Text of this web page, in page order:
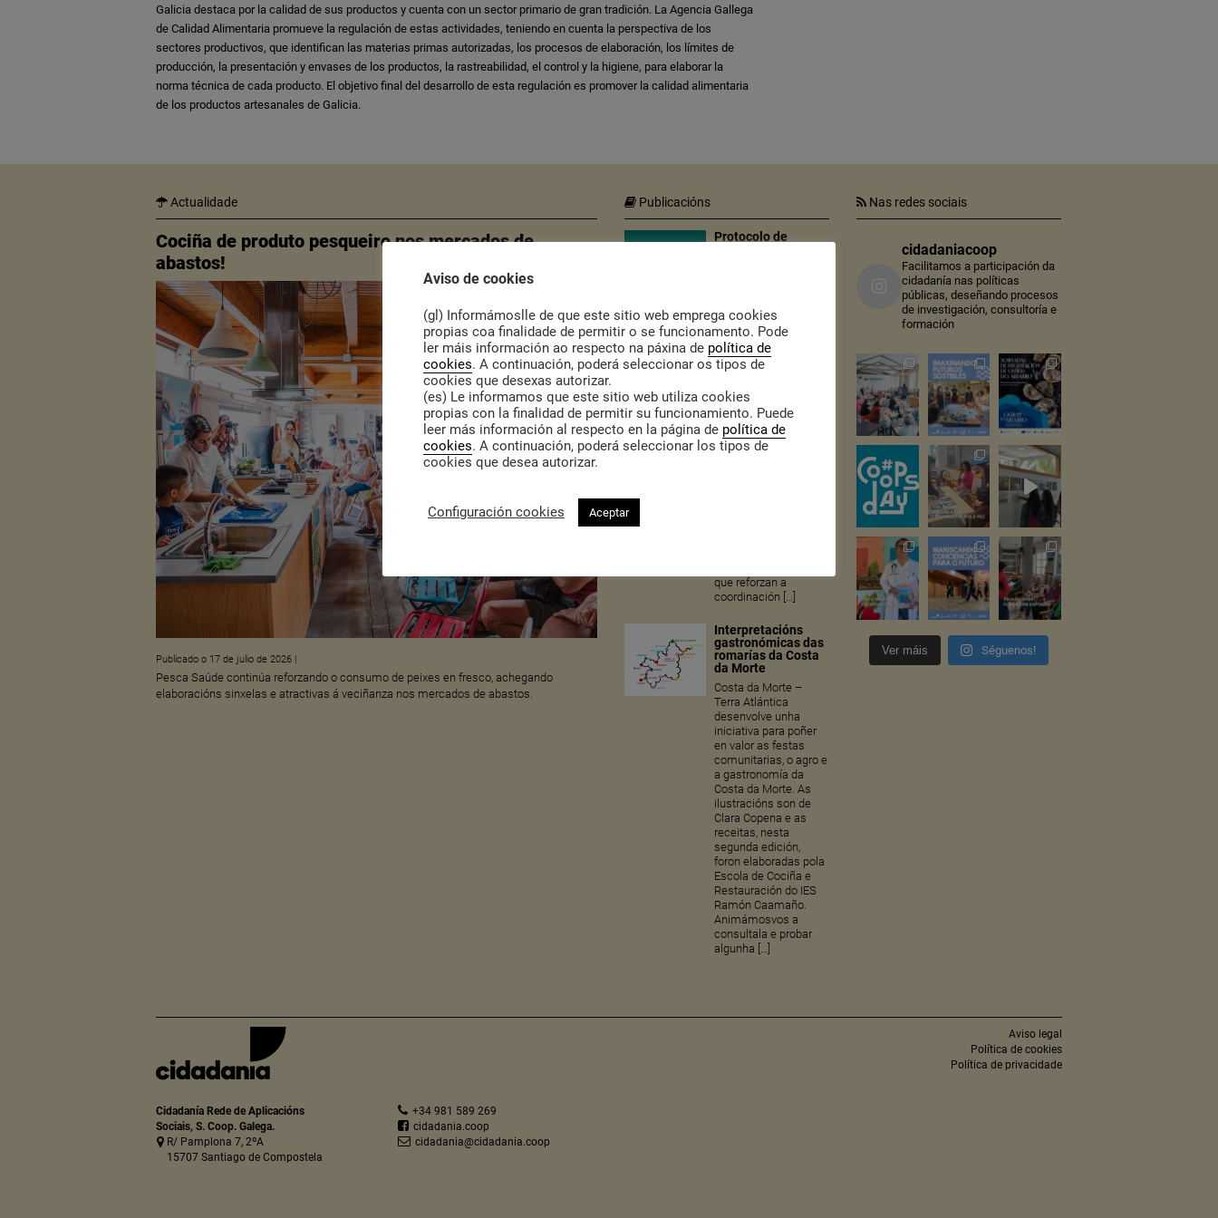
Galicia destaca por la calidad de sus productos y cuenta con un sector primario de gran tradición. La Agencia Gallega
de Calidad Alimentaria promueve la regulación de estas actividades, teniendo en cuenta la perspectiva de los
sectores productivos, que identifican las materias primas autorizadas, los procesos de elaboración, los límites de
producción, la presentación y envases de los productos, la rastreabilidad, el control y la higiene, para elaborar la
norma técnica de cada producto. El objetivo final del desarrollo de esta regulación es promover la calidad alimentaria
de los productos artesanales de Galicia.
Actualidade
Cociña de produto pesqueiro nos mercados de
abastos!
Publicado o 17 de julio de 2026 |
Pesca Saúde continúa reforzando o consumo de peixes en fresco, achegando
elaboracións sinxelas e atractivas á veciñanza nos mercados de abastos.
Publicacións
Protocolo de
O Concello de Avión
elabora un protocolo
municipal para a
coordinación entre
axentes que
procesos de
intervención en
situacións de
violencia de xénero. O
centro de saúde, o
que reforzan a
coordinación […]
Interpretacións
gastronómicas das
romarías da Costa
da Morte
Costa da Morte –
Terra Atlántica
desenvolve unha
iniciativa para poñer
en valor as festas
comunitarias, o agro e
a gastronomía da
Costa da Morte. As
ilustracións son de
Clara Copena e as
receitas, nesta
segunda edición,
foron elaboradas pola
Escola de Cociña e
Restauración do IES
Ramón Caamaño.
Animámosvos a
consultala e probar
algunha […]
Nas redes sociais
cidadaniacoop
Facilitamos a participación da
cidadanía nas políticas
públicas, deseñando procesos
de investigación, consultoría e
formación
Ver máis Séguenos!
Cidadanía Rede de Aplicacións
Sociais, S. Coop. Galega.
R/ Pamplona 7, 2ºA
15707 Santiago de Compostela
+34 981 589 269
cidadania.coop
cidadania@cidadania.coop
Aviso legal
Política de cookies
Política de privacidade
Aviso de cookies
(gl) Informámoslle de que este sitio web emprega cookies
propias coa finalidade de permitir o se funcionamento. Pode
ler máis información ao respecto na páxina de política de
cookies. A continuación, poderá seleccionar os tipos de
cookies que desexas autorizar.
(es) Le informamos que este sitio web utiliza cookies
propias con la finalidad de permitir su funcionamiento. Puede
leer más información al respecto en la página de política de
cookies. A continuación, poderá seleccionar los tipos de
cookies que desea autorizar.
Configuración cookies Aceptar